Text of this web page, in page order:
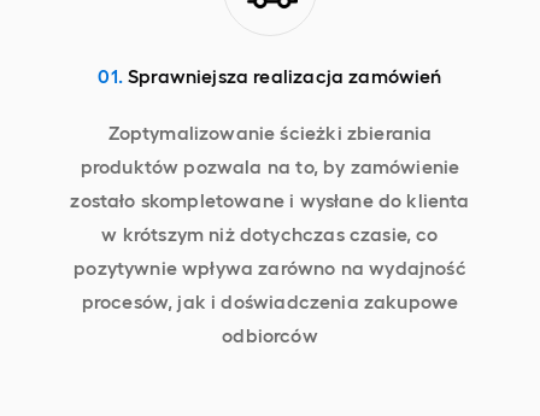
01.Sprawniejsza realizacja zamówień
Zoptymalizowanie ścieżki zbierania
produktów pozwala na to, by zamówienie
zostało skompletowane i wysłane do klienta
w krótszym niż dotychczas czasie, co
pozytywnie wpływa zarówno na wydajność
procesów, jak i doświadczenia zakupowe
odbiorców